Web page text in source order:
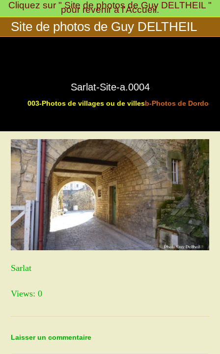
Skip
to
content
Cliquez sur " Site de photos de Guy DELTHEIL "
pour revenir à l'Accueil.
Site de photos de Guy DELTHEIL
Sarlat-Site-a.0004
003-Photos de villages ou de villesb-Photos de
Sarlat
Views: 0
Laisser un commentaire